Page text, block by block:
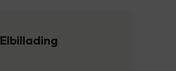
Elbillading